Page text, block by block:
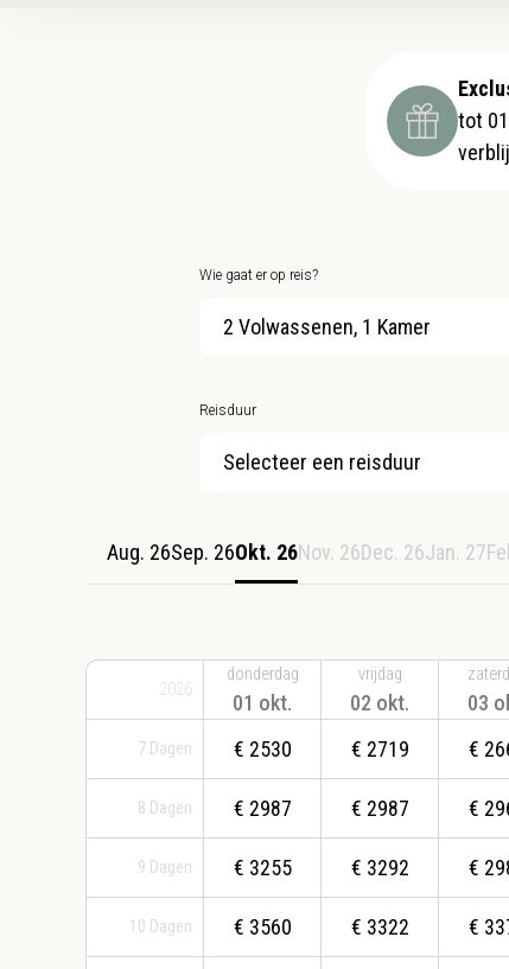
tot
Wie gaat er op reis?
2 Volwassenen, 1 Kamer
Reisduur
Selecteer een reisduur
Aug. 26Sep. 26Okt. 26Nov. 26Dec. 26Jan. 27
2026
7 Dagen
8 Dagen
9 Dagen
10 Dagen
donderdag
01 okt.
€ 2530
€ 2987
€ 3255
€ 3560
vrijdag
02 okt.
€ 2719
€ 2987
€ 3292
€ 3322
03
€
€
€
€